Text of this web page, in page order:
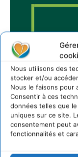
Nous utilisons des
stocker et/ou
Nous le faisons pour
Consentir à ces
données telles que
uniques sur ce site.
consentement peut
fonctionnalités et